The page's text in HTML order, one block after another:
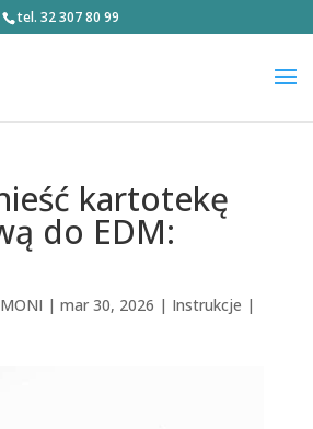
tel. 32 307 80 99
kartotekę
do EDM:
MONI | mar 30, 2026 | Instrukcje |